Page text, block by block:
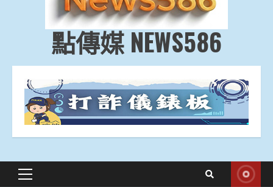
點傳媒 NEWS586
Primary